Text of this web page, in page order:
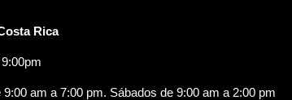
Rica
am a 7:00 pm. Sábados de 9:00 am a 2:00 pm